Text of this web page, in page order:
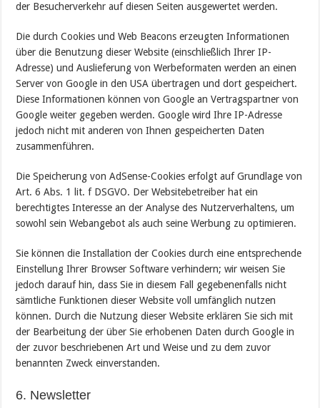
der Besucherverkehr auf diesen Seiten ausgewertet werden.
Die durch Cookies und Web Beacons erzeugten Informationen
über die Benutzung dieser Website (einschließlich Ihrer IP-
Adresse) und Auslieferung von Werbeformaten werden an einen
Server von Google in den USA übertragen und dort gespeichert.
Diese Informationen können von Google an Vertragspartner von
Google weiter gegeben werden. Google wird Ihre IP-Adresse
jedoch nicht mit anderen von Ihnen gespeicherten Daten
zusammenführen.
Die Speicherung von AdSense-Cookies erfolgt auf Grundlage von
Art. 6 Abs. 1 lit. f DSGVO. Der Websitebetreiber hat ein
berechtigtes Interesse an der Analyse des Nutzerverhaltens, um
sowohl sein Webangebot als auch seine Werbung zu optimieren.
Sie können die Installation der Cookies durch eine entsprechende
Einstellung Ihrer Browser Software verhindern; wir weisen Sie
jedoch darauf hin, dass Sie in diesem Fall gegebenenfalls nicht
sämtliche Funktionen dieser Website voll umfänglich nutzen
können. Durch die Nutzung dieser Website erklären Sie sich mit
der Bearbeitung der über Sie erhobenen Daten durch Google in
der zuvor beschriebenen Art und Weise und zu dem zuvor
benannten Zweck einverstanden.
6. Newsletter